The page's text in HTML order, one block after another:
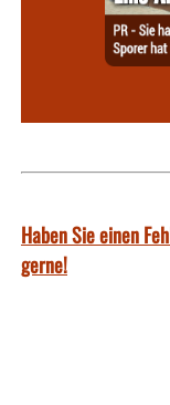
Haben Sie einen
gerne!